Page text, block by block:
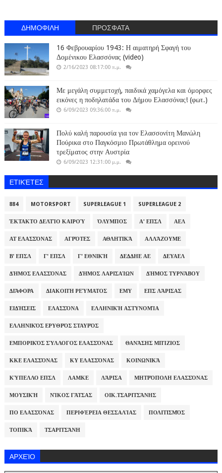
ΔΗΜΟΦΙΛΗ ΠΡΟΣΦΑΤΑ
16 Φεβρουαρίου 1943: Η αιματηρή Σφαγή του
Δομένικου Ελασσόνας (video)
2/16/2023 08:17:00 π.μ.
Με μεγάλη συμμετοχή, παιδικά χαμόγελα και όμορφες
εικόνες η ποδηλατάδα του Δήμου Ελασσόνας! (φωτ.)
6/09/2023 09:36:00 π.μ.
Πολύ καλή παρουσία για τον Ελασσονίτη Μανώλη
Πούρικα στο Παγκόσμιο Πρωτάθλημα ορεινού
τρεξίματος στην Αυστρία
6/09/2023 12:31:00 μ.μ.
ΕΤΙΚΈΤΕΣ
884 MOTORSPORT SUPERLEAGUE 1 SUPERLEAGUE 2
ΈΚΤΑΚΤΟ ΔΕΛΤΊΟ ΚΑΙΡΟΎ ΌΛΥΜΠΟΣ Α' ΕΠΣΛ ΑΕΛ
ΑΤ ΕΛΑΣΣΌΝΑΣ ΑΓΡΌΤΕΣ ΑΘΛΗΤΙΚΆ ΑΛΛΆΖΟΥΜΕ
Β' ΕΠΣΛ Γ' ΕΠΣΛ Γ' ΕΘΝΙΚΉ ΔΕΔΔΗΕ ΑΕ ΔΕΥΑΕΛ
ΔΉΜΟΣ ΕΛΑΣΣΌΝΑΣ ΔΉΜΟΣ ΛΑΡΙΣΑΊΩΝ ΔΉΜΟΣ ΤΥΡΝΆΒΟΥ
ΔΙΆΦΟΡΑ ΔΙΑΚΟΠΉ ΡΕΎΜΑΤΟΣ ΕΜΥ ΕΠΣ ΛΆΡΙΣΑΣ
ΕΙΔΉΣΕΙΣ ΕΛΑΣΣΌΝΑ ΕΛΛΗΝΙΚΉ ΑΣΤΥΝΟΜΊΑ
ΕΛΛΗΝΙΚΌΣ ΕΡΥΘΡΌΣ ΣΤΑΥΡΌΣ
ΕΜΠΟΡΙΚΌΣ ΣΎΛΛΟΓΟΣ ΕΛΑΣΣΌΝΑΣ ΘΑΝΆΣΗΣ ΜΠΊΖΙΟΣ
ΚΚΕ ΕΛΑΣΣΌΝΑΣ ΚΥ ΕΛΑΣΣΌΝΑΣ ΚΟΙΝΩΝΙΚΆ
ΚΎΠΕΛΛΟ ΕΠΣΛ ΛΑΜΚΕ ΛΆΡΙΣΑ ΜΗΤΡΌΠΟΛΗ ΕΛΑΣΣΌΝΑΣ
ΜΟΥΣΙΚΉ ΝΊΚΟΣ ΓΆΤΣΑΣ ΟΙΚ.ΤΣΑΡΙΤΣΆΝΗΣ
ΠΟ ΕΛΑΣΣΌΝΑΣ ΠΕΡΙΦΈΡΕΙΑ ΘΕΣΣΑΛΊΑΣ ΠΟΛΙΤΙΣΜΌΣ
ΤΟΠΙΚΆ ΤΣΑΡΙΤΣΆΝΗ
ΑΡΧΕΊΟ